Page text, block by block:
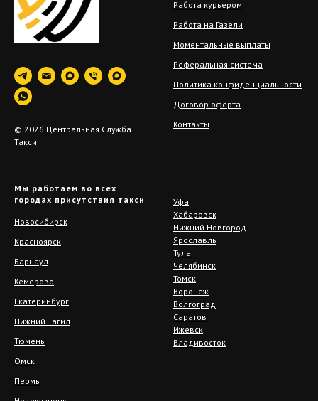
© 2026 Центральная Служба
Такси
Работа курьером
Работа на Газели
Моментальные выплаты
Реферальная система
Политика конфиденциальности
Договор оферта
Контакты
Мы работаем во всех
городах присутствия такси
Новосибирск
Красноярск
Барнаул
Кемерово
Екатеринбург
Нижний Тагил
Тюмень
Омск
Пермь
Уфа
Хабаровск
Нижний Новгород
Ярославль
Тула
Челябинск
Томск
Воронеж
Волгоград
Саратов
Ижевск
Владивосток